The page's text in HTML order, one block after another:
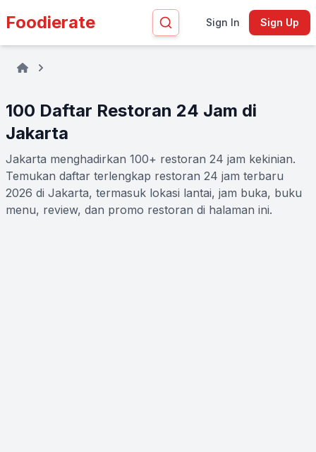
Foodierate Sign In Sign Up
100 Daftar Restoran 24 Jam di
Jakarta
Jakarta menghadirkan 100+ restoran 24 jam kekinian.
Temukan daftar terlengkap restoran 24 jam terbaru
2026 di Jakarta, termasuk lokasi lantai, jam buka, buku
menu, review, dan promo restoran di halaman ini.